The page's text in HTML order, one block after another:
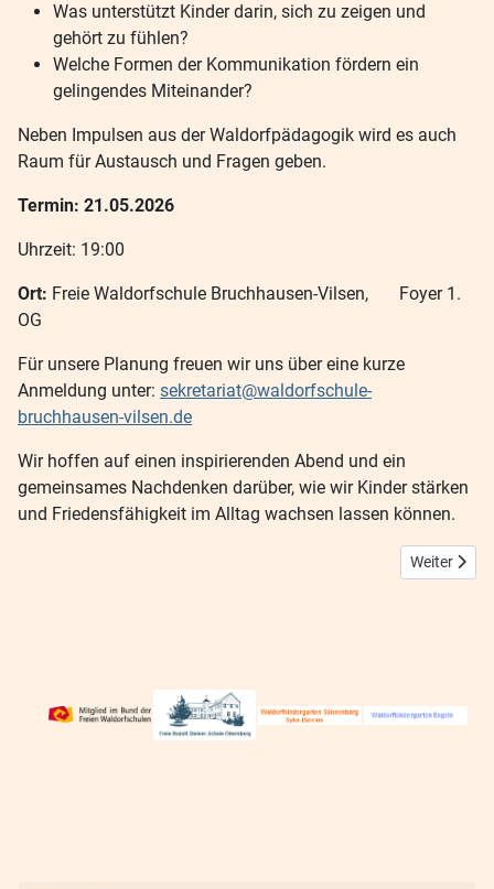
Was unterstützt Kinder darin, sich zu zeigen und
gehört zu fühlen?
Welche Formen der Kommunikation fördern ein
gelingendes Miteinander?
Neben Impulsen aus der Waldorfpädagogik wird es auch
Raum für Austausch und Fragen geben.
Termin: 21.05.2026
Uhrzeit: 19:00
Ort: Freie Waldorfschule Bruchhausen-Vilsen, Foyer 1.
OG
Für unsere Planung freuen wir uns über eine kurze
Anmeldung unter: sekretariat@waldorfschule-
bruchhausen-vilsen.de
Wir hoffen auf einen inspirierenden Abend und ein
gemeinsames Nachdenken darüber, wie wir Kinder stärken
und Friedensfähigkeit im Alltag wachsen lassen können.
Nächster
Weiter